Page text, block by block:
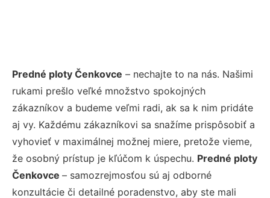
Predné ploty Čenkovce – nechajte to na nás. Našimi
rukami prešlo veľké množstvo spokojných
zákazníkov a budeme veľmi radi, ak sa k nim pridáte
aj vy. Každému zákazníkovi sa snažíme prispôsobiť a
vyhovieť v maximálnej možnej miere, pretože vieme,
že osobný prístup je kľúčom k úspechu. Predné ploty
Čenkovce – samozrejmosťou sú aj odborné
konzultácie či detailné poradenstvo, aby ste mali